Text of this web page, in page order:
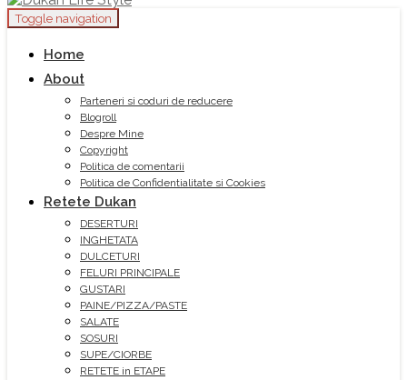
Toggle navigation
Home
About
Parteneri si coduri de reducere
Blogroll
Despre Mine
Copyright
Politica de comentarii
Politica de Confidentialitate si Cookies
Retete Dukan
DESERTURI
INGHETATA
DULCETURI
FELURI PRINCIPALE
GUSTARI
PAINE/PIZZA/PASTE
SALATE
SOSURI
SUPE/CIORBE
RETETE in ETAPE